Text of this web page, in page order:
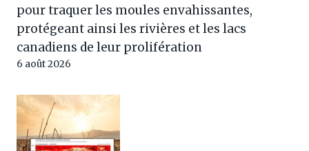
pour traquer les moules envahissantes,
protégeant ainsi les rivières et les lacs
canadiens de leur prolifération
6 août 2026